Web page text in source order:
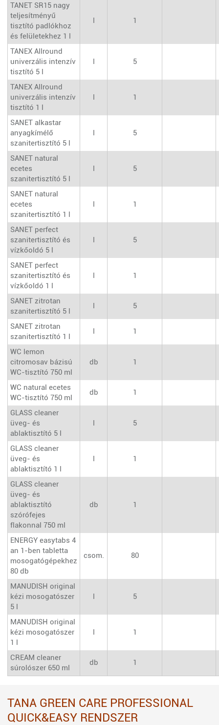
TANET SR15 nagy
teljesítményű
tisztító padlókhoz
és felületekhez 1 l
l 1
TANEX Allround
univerzális intenzív
tisztító 5 l
l 5
TANEX Allround
univerzális intenzív
tisztító 1 l
l 1
SANET alkastar
anyagkímélő
szanitertisztító 5 l
l 5
SANET natural
ecetes
szanitertisztító 5 l
l 5
SANET natural
ecetes
szanitertisztító 1 l
l 1
SANET perfect
szanitertisztító és
vízkőoldó 5 l
l 5
SANET perfect
szanitertisztító és
vízkőoldó 1 l
l 1
SANET zitrotan
szanitertisztító 5 l
l 5
SANET zitrotan
szanitertisztító 1 l
l 1
WC lemon
citromosav bázisú
WC-tisztító 750 ml
db 1
WC natural ecetes
WC-tisztító 750 ml
db 1
GLASS cleaner
üveg- és
ablaktisztító 5 l
l 5
GLASS cleaner
üveg- és
ablaktisztító 1 l
l 1
GLASS cleaner
üveg- és
ablaktisztító
szórófejes
flakonnal 750 ml
db 1
ENERGY easytabs 4
an 1-ben tabletta
mosogatógépekhez
80 db
csom. 80
MANUDISH original
kézi mosogatószer
5 l
l 5
MANUDISH original
kézi mosogatószer
1 l
l 1
CREAM cleaner
súrolószer 650 ml
db 1
TANA GREEN CARE PROFESSIONAL
QUICK&EASY RENDSZER